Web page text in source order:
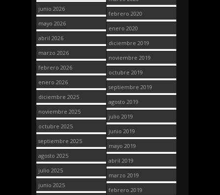
junio 2026
mayo 2026
abril 2026
marzo 2026
febrero 2026
enero 2026
diciembre 2025
noviembre 2025
octubre 2025
septiembre 2025
agosto 2025
julio 2025
junio 2025
febrero 2020
enero 2020
diciembre 2019
noviembre 2019
octubre 2019
septiembre 2019
agosto 2019
julio 2019
junio 2019
mayo 2019
abril 2019
marzo 2019
febrero 2019